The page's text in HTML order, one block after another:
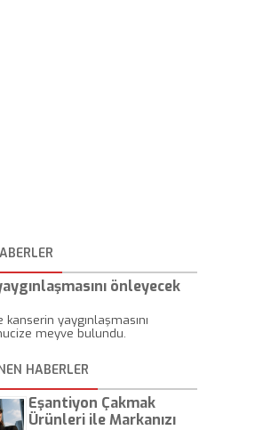
önleyecek
yaygınlaşmasını
meyve bulundu.
HABERLER
Eşantiyon Çakmak
Ürünleri ile Markanızı